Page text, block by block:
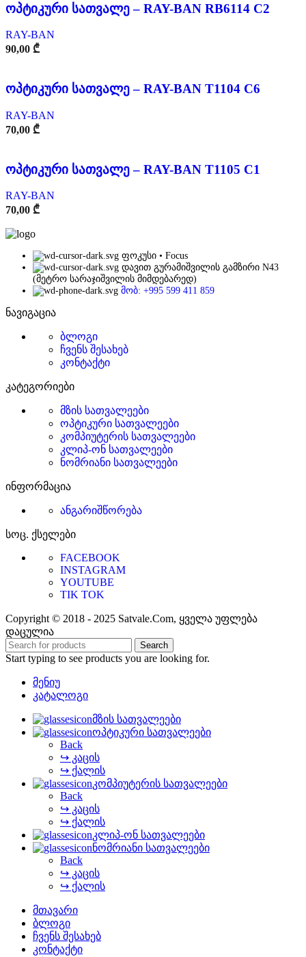
ოპტიკური სათვალე – RAY-BAN RB6114 C2
RAY-BAN
90,00 ₾
ოპტიკური სათვალე – RAY-BAN T1104 C6
RAY-BAN
70,00 ₾
ოპტიკური სათვალე – RAY-BAN T1105 C1
RAY-BAN
70,00 ₾
ფოკუსი • Focus
დავით გურამიშვილის გამზირი N43
(მეტრო სარაჯიშვილის მიმდებარედ)
მობ: +995 599 411 859
ნავიგაცია
ბლოგი
ჩვენს შესახებ
კონტაქტი
კატეგორიები
მზის სათვალეები
ოპტიკური სათვალეები
კომპიუტერის სათვალეები
კლიპ-ონ სათვალეები
ნომრიანი სათვალეები
ინფორმაცია
ანგარიშწორება
სოც. ქსელები
FACEBOOK
INSTAGRAM
YOUTUBE
TIK TOK
Copyright © 2018 - 2025 Satvale.Com, ყველა უფლება
დაცულია
Search
Start typing to see products you are looking for.
მენიუ
კატალოგი
მზის სათვალეები
ოპტიკური სათვალეები
Back
↪ კაცის
↪ ქალის
კომპიუტერის სათვალეები
Back
↪ კაცის
↪ ქალის
კლიპ-ონ სათვალეები
ნომრიანი სათვალეები
Back
↪ კაცის
↪ ქალის
მთავარი
ბლოგი
ჩვენს შესახებ
კონტაქტი